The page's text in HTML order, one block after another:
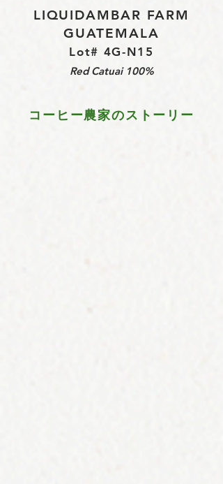
LIQUIDAMBAR FARM
GUATEMALA
Lot# 4G-N15
Red Catuai 100%
コーヒー農家のストーリー